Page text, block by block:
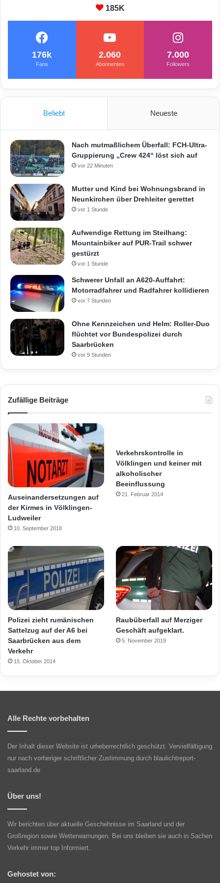
185K
176k
Fans
2.060
Abonnenten
7.000
Followers
Beliebt Neueste
Nach mutmaßlichem Überfall: FCH-Ultra-
Gruppierung „Crew 424“ löst sich auf
vor 22 Minuten
Mutter und Kind bei Wohnungsbrand in
Neunkirchen über Drehleiter gerettet
vor 1 Stunde
Aufwendige Rettung im Steilhang:
Mountainbiker auf PUR-Trail schwer
gestürzt
vor 1 Stunde
Schwerer Unfall an A620-Auffahrt:
Motorradfahrer und Radfahrer kollidieren
vor 7 Stunden
Ohne Kennzeichen und Helm: Roller-Duo
flüchtet vor Bundespolizei durch
Saarbrücken
vor 9 Stunden
Zufällige Beiträge
Auseinandersetzungen auf
der Kirmes in Völklingen-
Ludweiler
10. September 2018
Verkehrskontrolle in
Völklingen und keiner mit
alkoholischer
Beeinflussung
21. Februar 2014
Polizei zieht rumänischen
Sattelzug auf der A6 bei
Saarbrücken aus dem
Verkehr
15. Oktober 2014
Raubüberfall auf Merziger
Geschäft aufgeklart.
5. November 2019
Alle Rechte vorbehalten
Der Inhalt dieser Website ist urheberrechtlich geschützt. Vervielfältigung
nur nach vorheriger schriftlicher Zustimmung durch blaulichtreport-
saarland.de
Über uns!
Wir berichten über aktuelle Geschehnisse im Saarland und der
Großregion sowie Wetterwarnungen. Bei uns bleiben sie auch in Sachen
Verkehr immer top Informiert.
Gehostet von: